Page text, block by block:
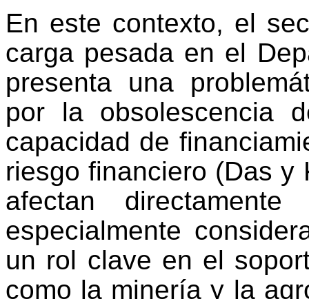
En este contexto, el
carga pesada en el
presenta una
por la obsolescencia
capacidad de
riesgo financiero (Das y
afectan
especialmente
un rol clave en el
como la minería y la